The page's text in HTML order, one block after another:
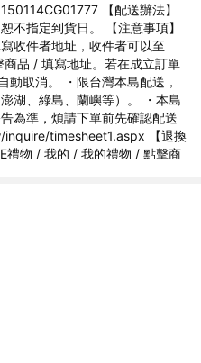
【配送辦法】
不指定到貨日。 【注意事項】
收件者地址，收件者可以至
品 / 填寫地址。若在成立訂單
動取消。 ・限台灣本島配送，
湖、綠島、蘭嶼等）。 ・本島
為準，煩請下單前先確認配送
timesheet1.aspx 【退換
禮物 / 我的 / 我的禮物 / 點擊商